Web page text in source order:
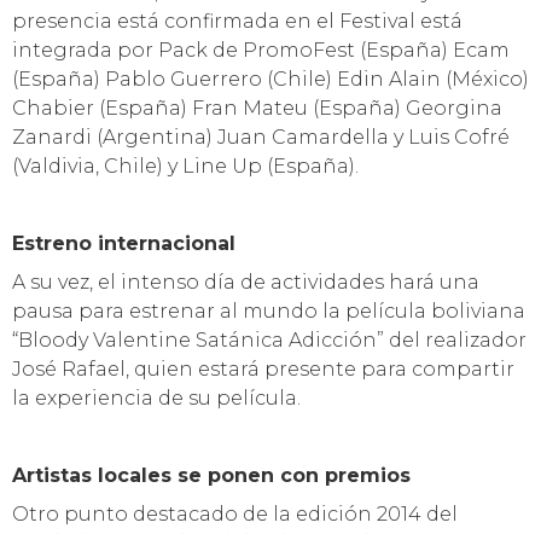
gestora de este Festival señaló que “durante todo
este año realizamos distintas muestras de nuestro
trabajo en Valparaíso y en otras ciudades del país,
como Valdivia y Concepción, como preámbulo de
la edición 2014, mostrando todo lo relativo al
género y cada vez son más los adeptos que nos
con exhibir cintas y cortometrajes del género
Terror Gore Bizarro, tendrá dentro de su programa
conversatorios y charlas con los realizadores en
temas como producción, efectos especiales,
maquillaje y fondos independientes, entre otros.
Destaca también un nuevo espacio creado de
de bolsillo.
Hasta la fecha, el listado de directores cuya